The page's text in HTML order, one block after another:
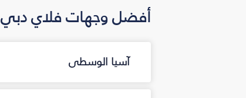
أفضل وجهات فلاي دبي
آسيا الوسطى